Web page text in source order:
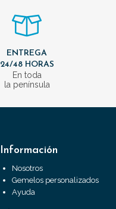
ENTREGA
24/48 HORAS
En toda
la península
Información
Nosotros
Gemelos personalizados
Ayuda